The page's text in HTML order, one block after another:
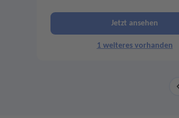
Jetzt ansehen
1 weiteres vorhanden